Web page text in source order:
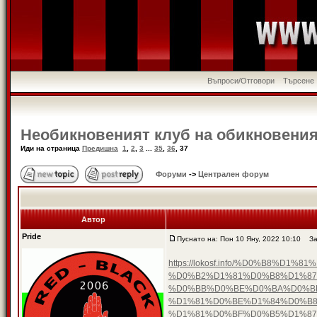
Въпроси/Отговори Търсене
Необикновеният клуб на
Иди на страница Предишна 1 2 3 35 36 37
Форуми -> Централен форум
Автор
Pride
Пуснато на: Пон 10 Яну, 2022 10:10
https://lokosf.info/